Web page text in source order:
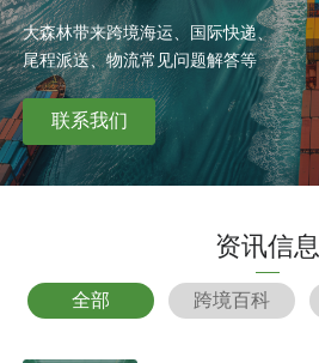
大森林带来跨境海运、国际快递、
尾程派送、物流常见问题解答等
联系我们
资讯信息
全部 跨境百科